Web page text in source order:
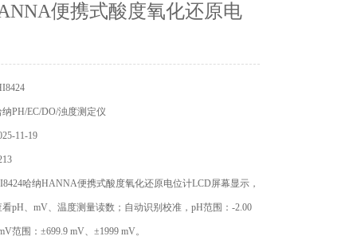
便携式酸度氧化还原电
PH/EC/DO/浊度测定仪
11-19
哈纳HANNA便携式酸度氧化还原电位计LCD屏幕显示，
pH、mV、温度测量读数；自动识别校准，pH范围：-2.00
范围：±699.9 mV、±1999 mV。